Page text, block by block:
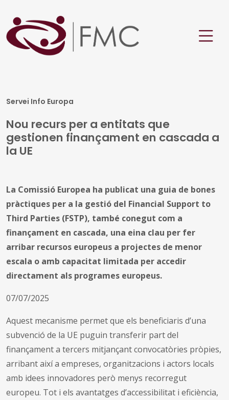
Servei Info Europa
Nou recurs per a entitats que
gestionen finançament en cascada a
la UE
La Comissió Europea ha publicat una guia de bones
pràctiques per a la gestió del Financial Support to
Third Parties (FSTP), també conegut com a
finançament en cascada, una eina clau per fer
arribar recursos europeus a projectes de menor
escala o amb capacitat limitada per accedir
directament als programes europeus.
07/07/2025
Aquest mecanisme permet que els beneficiaris d’una
subvenció de la UE puguin transferir part del
finançament a tercers mitjançant convocatòries pròpies,
arribant així a empreses, organitzacions i actors locals
amb idees innovadores però menys recorregut
europeu. Tot i els avantatges d’accessibilitat i eficiència,